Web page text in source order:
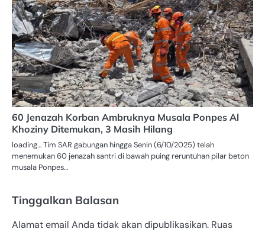
60 Jenazah Korban Ambruknya Musala Ponpes Al
Khoziny Ditemukan, 3 Masih Hilang
loading… Tim SAR gabungan hingga Senin (6/10/2025) telah
menemukan 60 jenazah santri di bawah puing reruntuhan pilar beton
musala Ponpes…
Tinggalkan Balasan
Alamat email Anda tidak akan dipublikasikan. Ruas